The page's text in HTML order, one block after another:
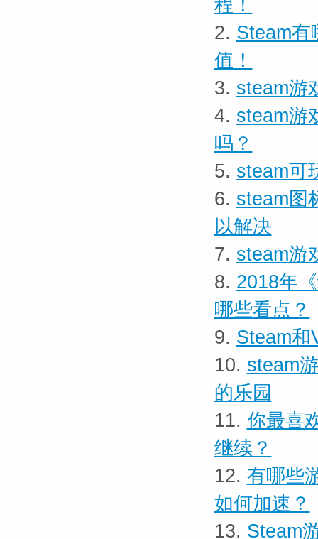
程！
2. Steam有
值！
3. steam游
4. steam游
吗？
5. steam可
6. steam图
以解决
7. steam游
8. ​2018年
哪些看点？
9. Steam和
10. steam
的乐园
11. 你最喜
继续？
12. 有哪些
如何加速？
13. Steam